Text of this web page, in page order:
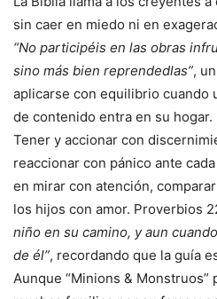
sin caer en miedo ni en
“No participéis en las obras
sino más bien reprendedlas”,
aplicarse con equilibrio cuando
de contenido entra en su hogar.
Tener y accionar con
reaccionar con pánico ante
en mirar con atención,
los hijos con amor. Proverbios
niño en su camino, y aun
de él”, recordando que la guía
Aunque “Minions & Monstruos”